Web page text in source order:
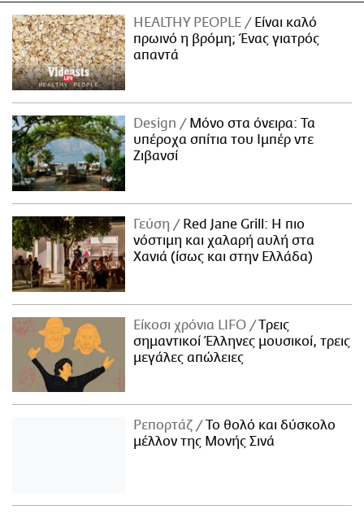
HEALTHY PEOPLE
Είναι καλό
πρωινό η βρόμη; Ένας γιατρός
απαντά
Design
Μόνο στα όνειρα: Τα
υπέροχα σπίτια του Ιμπέρ ντε
Ζιβανσί
Γεύση
Red Jane Grill: Η πιο
νόστιμη και χαλαρή αυλή στα
Χανιά (ίσως και στην Ελλάδα)
Είκοσι χρόνια LIFO
Tρεις
σημαντικοί Έλληνες μουσικοί, τρεις
μεγάλες απώλειες
Ρεπορτάζ
Το θολό και δύσκολο
μέλλον της Μονής Σινά